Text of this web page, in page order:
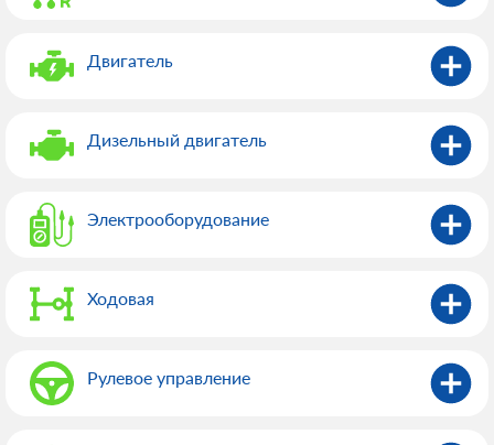
Двигатель
Дизельный двигатель
Электрооборудованиe
Ходовая
Рулевое управление